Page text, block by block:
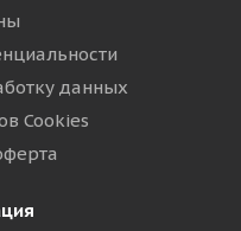
данных
Cookies